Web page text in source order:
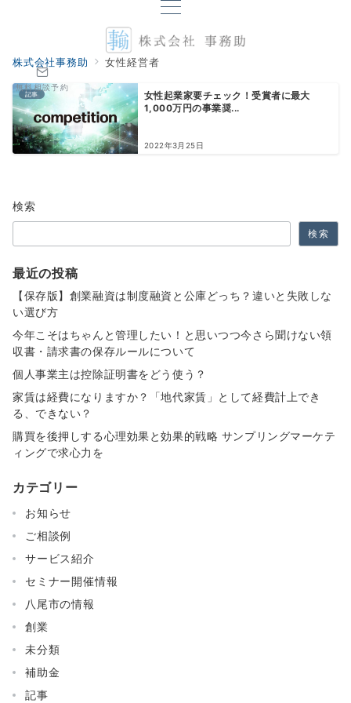
無料相談予約
株式会社事務助 女性経営者
記事
女性起業家要チェック！受賞者に最大
1,000万円の事業奨...
2022年3月25日
検索
検索
最近の投稿
【保存版】創業融資は制度融資と公庫どっち？違いと失敗しな
い選び方
今年こそはちゃんと管理したい！と思いつつ今さら聞けない領
収書・請求書の保存ルールについて
個人事業主は控除証明書をどう使う？
家賃は経費になりますか？「地代家賃」として経費計上でき
る、できない？
購買を後押しする心理効果と効果的戦略 サンプリングマーケテ
ィングで求心力を
カテゴリー
お知らせ
ご相談例
サービス紹介
セミナー開催情報
八尾市の情報
創業
未分類
補助金
記事